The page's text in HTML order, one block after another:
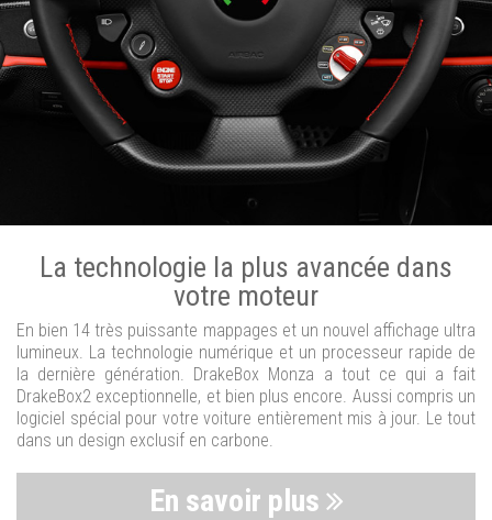
La technologie la plus avancée dans
votre moteur
En bien 14 très puissante mappages et un nouvel affichage ultra
lumineux. La technologie numérique et un processeur rapide de
la dernière génération. DrakeBox Monza a tout ce qui a fait
DrakeBox2 exceptionnelle, et bien plus encore. Aussi compris un
logiciel spécial pour votre voiture entièrement mis à jour. Le tout
dans un design exclusif en carbone.
En savoir plus